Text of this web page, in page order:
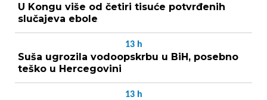
U Kongu više od četiri tisuće potvrđenih
slučajeva ebole
13 h
Suša ugrozila vodoopskrbu u BiH, posebno
teško u Hercegovini
13 h